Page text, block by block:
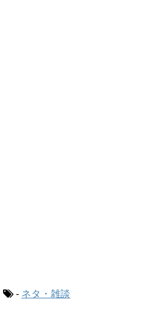
- ネタ・雑談